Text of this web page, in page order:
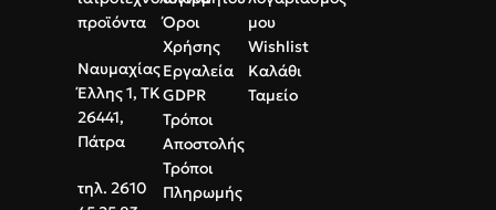
στο ηλεκτρονικό μας
κατάστημα.
προϊόντα
Ναυμαχίας
Έλλης 1, ΤΚ
26441,
Πάτρα
τηλ. 2610
Όροι
Χρήσης
Εργαλεία
GDPR
Τρόποι
Αποστολής
Τρόποι
Πληρωμής
μου
Wishlist
Καλάθι
Ταμείο